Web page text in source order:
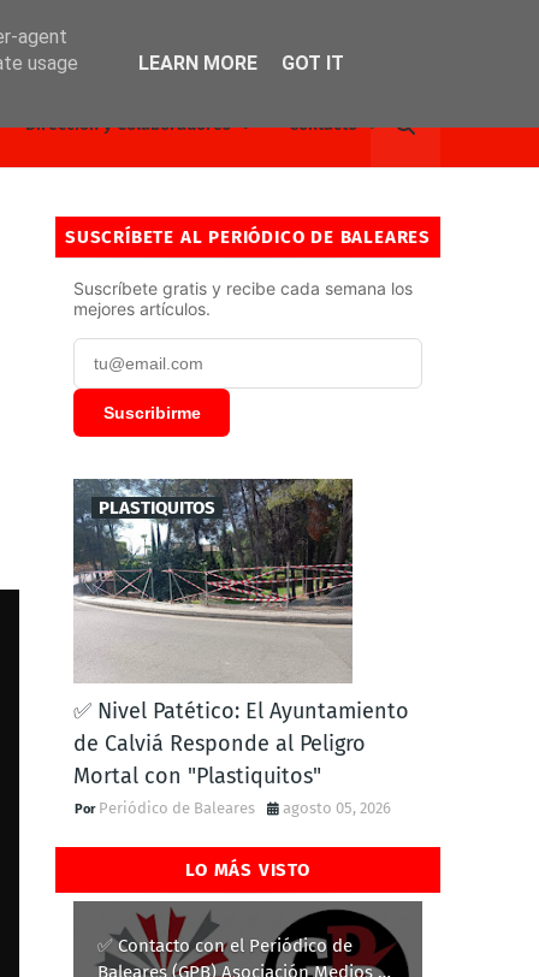
Dirección y Colaboradores Contacto
SUSCRÍBETE AL PERIÓDICO DE BALEARES
Suscríbete gratis y recibe cada semana los
mejores artículos.
Suscribirme
PLASTIQUITOS
✅ Nivel Patético: El Ayuntamiento
de Calviá Responde al Peligro
Mortal con "Plastiquitos"
Periódico de Baleares agosto 05, 2026
LO MÁS VISTO
✅ Contacto con el Periódico de
Baleares (GPB) Asociación Medios de
agent
usage
LEARN MORE GOT IT